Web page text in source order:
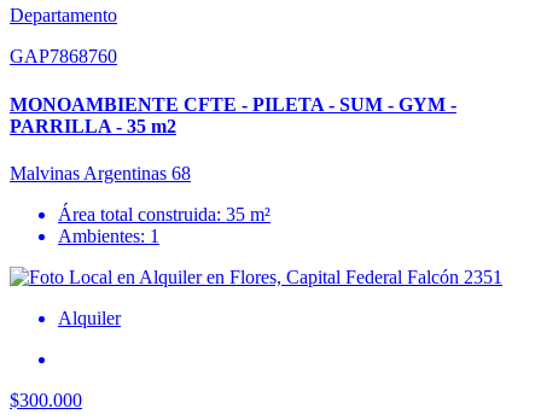
Departamento
GAP7868760
MONOAMBIENTE CFTE - PILETA - SUM - GYM -
PARRILLA - 35 m2
Malvinas Argentinas 68
Área total construida: 35 m²
Ambientes: 1
Alquiler
$300.000